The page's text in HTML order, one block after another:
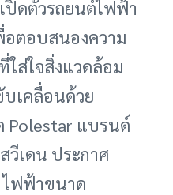
ดตัวรถยนต์ไฟฟ้า
อตอบสนองความ
ใส่ใจสิ่งแวดล้อม
เคลื่อนด้วย
Polestar แบรนด์
เดน ประกาศ
ไฟฟ้าขนาด